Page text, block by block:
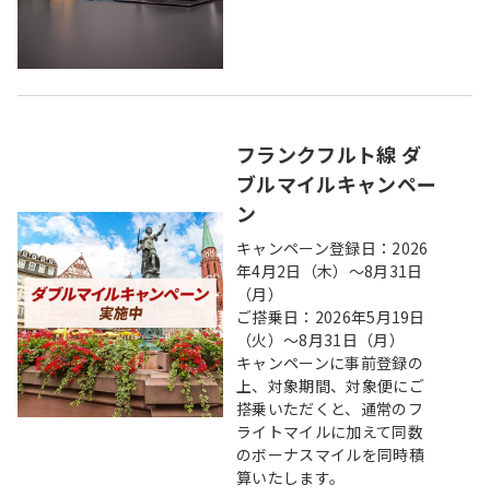
フランクフルト線 ダ
ブルマイルキャンペー
ン
キャンペーン登録日：2026
年4月2日（木）～8月31日
（月）
ご搭乗日：2026年5月19日
（火）～8月31日（月）
キャンペーンに事前登録の
上、対象期間、対象便にご
搭乗いただくと、通常のフ
ライトマイルに加えて同数
のボーナスマイルを同時積
算いたします。